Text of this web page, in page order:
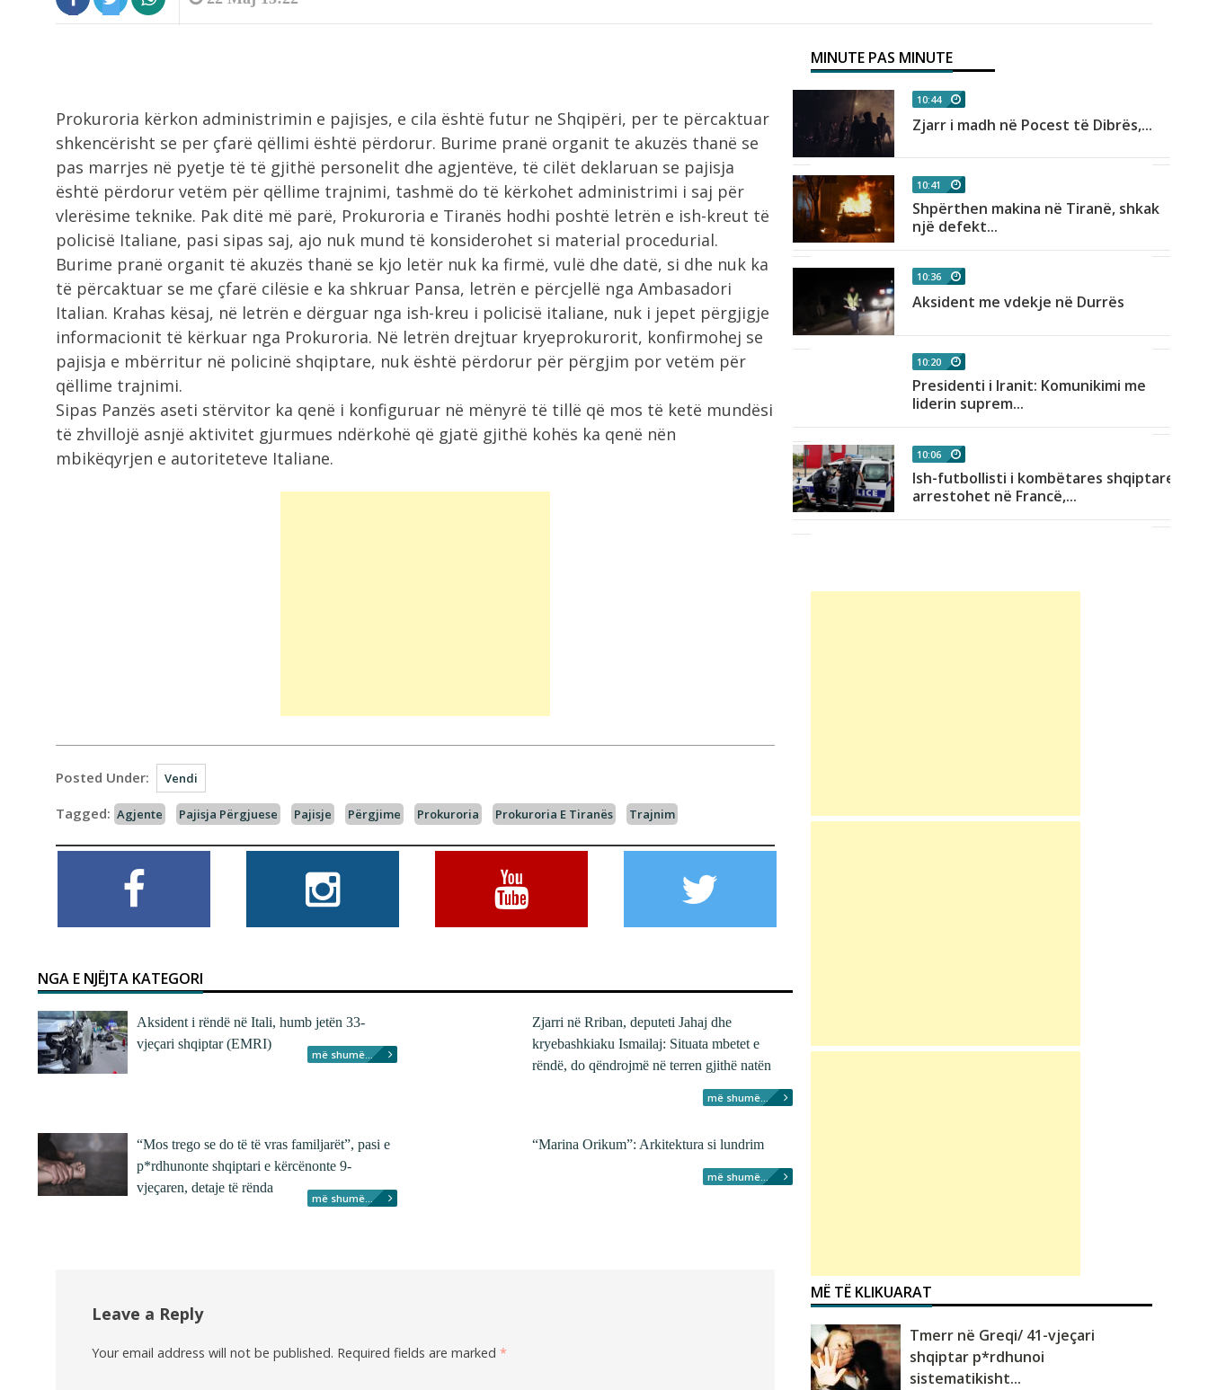
Prokuroria kërkon administrimin e pajisjes, e cila është futur ne Shqipëri, per te përcaktuar
shkencërisht se per çfarë qëllimi është përdorur. Burime pranë organit te akuzës thanë se
pas marrjes në pyetje të të gjithë personelit dhe agjentëve, të cilët deklaruan se pajisja
është përdorur vetëm për qëllime trajnimi, tashmë do të kërkohet administrimi i saj për
vlerësime teknike. Pak ditë më parë, Prokuroria e Tiranës hodhi poshtë letrën e ish-kreut të
policisë Italiane, pasi sipas saj, ajo nuk mund të konsiderohet si material procedurial.
Burime pranë organit të akuzës thanë se kjo letër nuk ka firmë, vulë dhe datë, si dhe nuk ka
të përcaktuar se me çfarë cilësie e ka shkruar Pansa, letrën e përcjellë nga Ambasadori
Italian. Krahas kësaj, në letrën e dërguar nga ish-kreu i policisë italiane, nuk i jepet përgjigje
informacionit të kërkuar nga Prokuroria. Në letrën drejtuar kryeprokurorit, konfirmohej se
pajisja e mbërritur në policinë shqiptare, nuk është përdorur për përgjim por vetëm për
qëllime trajnimi.
Sipas Panzës aseti stërvitor ka qenë i konfiguruar në mënyrë të tillë që mos të ketë mundësi
të zhvillojë asnjë aktivitet gjurmues ndërkohë që gjatë gjithë kohës ka qenë nën
mbikëqyrjen e autoriteteve Italiane.
Posted Under: Vendi
Tagged: Agjente Pajisja Përgjuese Pajisje Përgjime Prokuroria Prokuroria E Tiranës Trajnim
NGA E NJËJTA KATEGORI
Aksident i rëndë në Itali, humb jetën 33-
vjeçari shqiptar (EMRI)
më shumë...
Zjarri në Rriban, deputeti Jahaj dhe
kryebashkiaku Ismailaj: Situata mbetet e
rëndë, do qëndrojmë në terren gjithë natën
më shumë...
“Mos trego se do të të vras familjarët”, pasi e
p*rdhunonte shqiptari e kërcënonte 9-
vjeçaren, detaje të rënda
më shumë...
“Marina Orikum”: Arkitektura si lundrim
më shumë...
Leave a Reply
Your email address will not be published. Required fields are marked *
MINUTE PAS MINUTE
Zjarri në Rriban, deputeti Jahaj dhe
kryebashkiaku...
8:56
I nxehti ekstrem, shënohen
temperatura rekord në...
8:37
Tunel i fshehtë nën kufirin e BE-së,...
8:11
Salah surprizon me numrin në fanelë,
10-ta...
8:06
Pesë ushqime që ndihmojnë në
forcimin e...
7:18
Tifozët duartrokasin gjestin e Muçit
pas transferimit...
7:01
Irani dhe Omani arrijnë marrëveshje
për Ngushticën...
Berat Gjimshiti largohet pas 9
sezonesh nga...
Nënshkruhet Akti i Themelimit dhe
10:44
Zjarr i madh në Pocest të Dibrës,...
10:41
Shpërthen makina në Tiranë, shkak
një defekt...
10:36
Aksident me vdekje në Durrës
10:20
Presidenti i Iranit: Komunikimi me
liderin suprem...
10:06
Ish-futbollisti i kombëtares shqiptare
arrestohet në Francë,...
MË TË KLIKUARAT
Tmerr në Greqi/ 41-vjeçari
shqiptar p*rdhunoi
sistematikisht...